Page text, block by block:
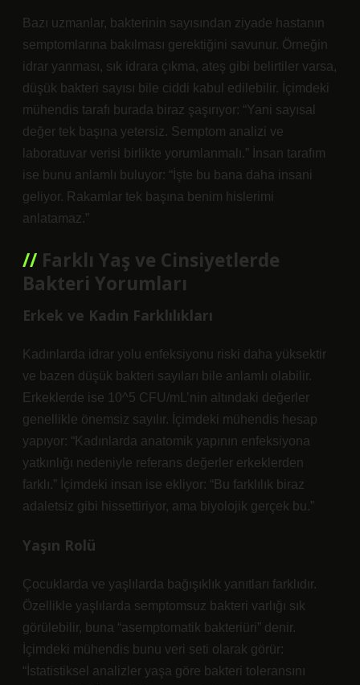
Bazı uzmanlar, bakterinin sayısından ziyade hastanın
semptomlarına bakılması gerektiğini savunur. Örneğin
idrar yanması, sık idrara çıkma, ateş gibi belirtiler varsa,
düşük bakteri sayısı bile ciddi kabul edilebilir. İçimdeki
mühendis tarafı burada biraz şaşırıyor: “Yani sayısal
değer tek başına yetersiz. Semptom analizi ve
laboratuvar verisi birlikte yorumlanmalı.” İnsan tarafım
ise bunu anlamlı buluyor: “İşte bu bana daha insani
geliyor. Rakamlar tek başına benim hislerimi
anlatamaz.”
Farklı Yaş ve Cinsiyetlerde
Bakteri Yorumları
Erkek ve Kadın Farklılıkları
Kadınlarda idrar yolu enfeksiyonu riski daha yüksektir
ve bazen düşük bakteri sayıları bile anlamlı olabilir.
Erkeklerde ise 10^5 CFU/mL’nin altındaki değerler
genellikle önemsiz sayılır. İçimdeki mühendis hesap
yapıyor: “Kadınlarda anatomik yapının enfeksiyona
yatkınlığı nedeniyle referans değerler erkeklerden
farklı.” İçimdeki insan ise ekliyor: “Bu farklılık biraz
adaletsiz gibi hissettiriyor, ama biyolojik gerçek bu.”
Yaşın Rolü
Çocuklarda ve yaşlılarda bağışıklık yanıtları farklıdır.
Özellikle yaşlılarda semptomsuz bakteri varlığı sık
görülebilir, buna “asemptomatik bakteriüri” denir.
İçimdeki mühendis bunu veri seti olarak görür:
“İstatistiksel analizler yaşa göre bakteri toleransını